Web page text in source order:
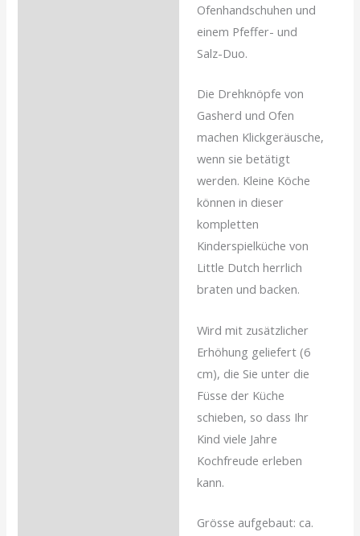
Ofenhandschuhen und
einem Pfeffer- und
Salz-Duo.
Die Drehknöpfe von
Gasherd und Ofen
machen Klickgeräusche,
wenn sie betätigt
werden. Kleine Köche
können in dieser
kompletten
Kinderspielküche von
Little Dutch herrlich
braten und backen.
Wird mit zusätzlicher
Erhöhung geliefert (6
cm), die Sie unter die
Füsse der Küche
schieben, so dass Ihr
Kind viele Jahre
Kochfreude erleben
kann.
Grösse aufgebaut: ca.